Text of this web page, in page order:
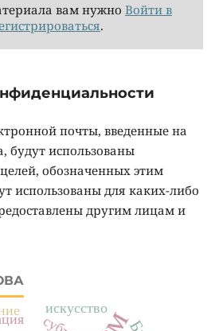
вам нужно Войти в
.
почты, введенные на
будут использованы
обозначенных этим
использованы для каких-либо
другим лицам и
искусство